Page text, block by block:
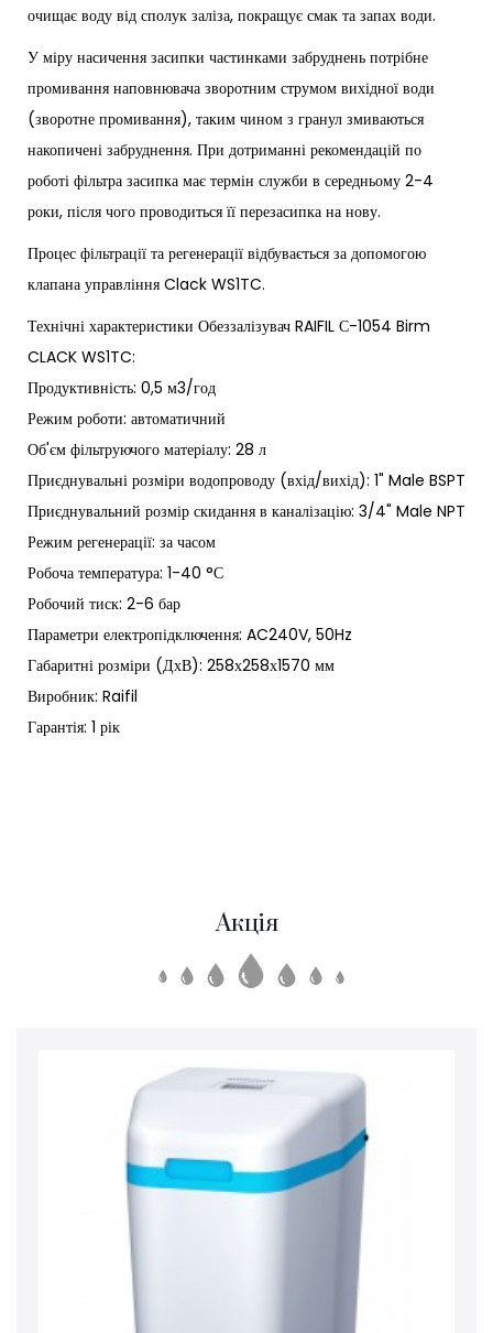
очищає воду від сполук заліза, покращує смак та запах води.
У міру насичення засипки частинками забруднень потрібне
промивання наповнювача зворотним струмом вихідної води
(зворотне промивання), таким чином з гранул змиваються
накопичені забруднення. При дотриманні рекомендацій по
роботі фільтра засипка має термін служби в середньому 2-4
роки, після чого проводиться її перезасипка на нову.
Процес фільтрації та регенерації відбувається за допомогою
клапана управління Clack WS1TC.
Технічні характеристики Обеззалізувач RAIFIL С-1054 Birm
CLACK WS1TC:
Продуктивність: 0,5 м3/год
Режим роботи: автоматичний
Об'єм фільтруючого матеріалу: 28 л
Приєднувальні розміри водопроводу (вхід/вихід): 1" Male BSPT
Приєднувальний розмір скидання в каналізацію: 3/4" Male NPT
Режим регенерації: за часом
Робоча температура: 1-40 °С
Робочий тиск: 2-6 бар
Параметри електропідключення: AC240V, 50Hz
Габаритні розміри (ДхВ): 258х258х1570 мм
Виробник: Raifil
Гарантія: 1 рік
Акція